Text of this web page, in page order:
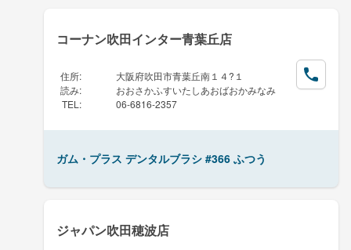
コーナン吹田インター青葉丘店
住所:
大阪府吹田市青葉丘南１４?１
読み:
おおさかふすいたしあおばおかみなみ
TEL : 06-6816-2357
ガム・プラス デンタルブラシ #366 ふつう
ジャパン吹田穂波店